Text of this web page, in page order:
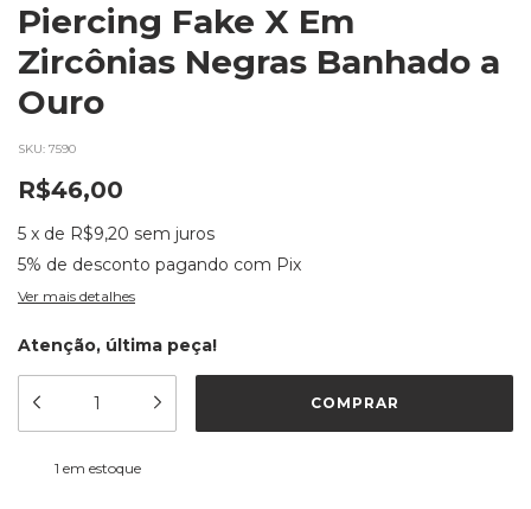
Piercing Fake X Em
Zircônias Negras Banhado a
Ouro
SKU: 7590
R$46,00
5 x de R$9,20 sem juros
5% de desconto pagando com Pix
Ver mais detalhes
Atenção, última peça!
1 em estoque